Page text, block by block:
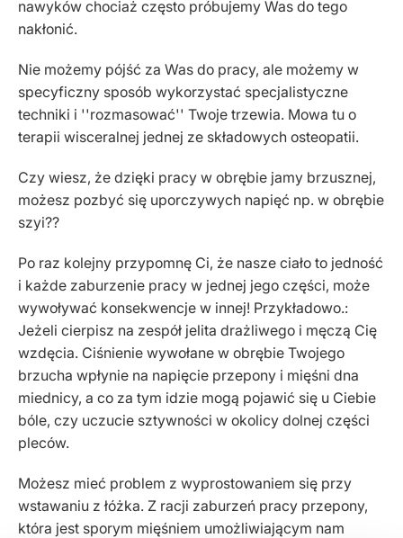
nawyków chociaż często próbujemy Was do tego
nakłonić.
Nie możemy pójść za Was do pracy, ale możemy w
specyficzny sposób wykorzystać specjalistyczne
techniki i ''rozmasować'' Twoje trzewia. Mowa tu o
terapii wisceralnej jednej ze składowych osteopatii.
Czy wiesz, że dzięki pracy w obrębie jamy brzusznej,
możesz pozbyć się uporczywych napięć np. w obrębie
szyi??
Po raz kolejny przypomnę Ci, że nasze ciało to jedność
i każde zaburzenie pracy w jednej jego części, może
wywoływać konsekwencje w innej! Przykładowo.:
Jeżeli cierpisz na zespół jelita drażliwego i męczą Cię
wzdęcia. Ciśnienie wywołane w obrębie Twojego
brzucha wpłynie na napięcie przepony i mięśni dna
miednicy, a co za tym idzie mogą pojawić się u Ciebie
bóle, czy uczucie sztywności w okolicy dolnej części
pleców.
Możesz mieć problem z wyprostowaniem się przy
wstawaniu z łóżka. Z racji zaburzeń pracy przepony,
która jest sporym mięśniem umożliwiającym nam